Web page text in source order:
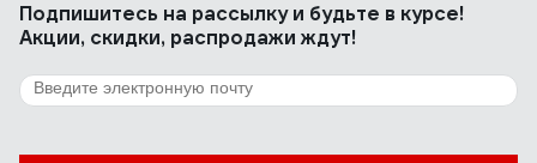
Подпишитесь на рассылкуи будьте в курсе!
Акции, скидки, распродажи ждут!